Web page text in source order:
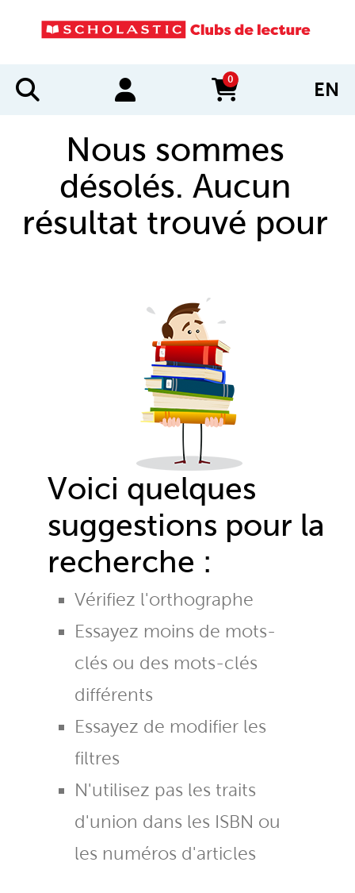
0
items in cart EN
Nous sommes
désolés. Aucun
résultat trouvé pour
Voici quelques
suggestions pour la
recherche :
Vérifiez l'orthographe
Essayez moins de mots-
clés ou des mots-clés
différents
Essayez de modifier les
filtres
N'utilisez pas les traits
d'union dans les ISBN ou
les numéros d'articles